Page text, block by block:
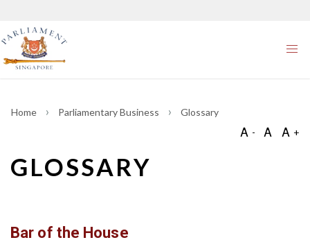
Home Parliamentary Business Glossary
GLOSSARY
Bar of the House